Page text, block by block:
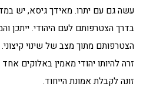
עשה גם עם יתרו. מאידך גיסא, יש
בדרך הצטרפותם לעם היהודי. ייתכן
הצטרפותם מתוך מצב של שינוי
זרה להיותו יהודי מאמין באלוקים
זונה לקבלת אמונת הייחוד.